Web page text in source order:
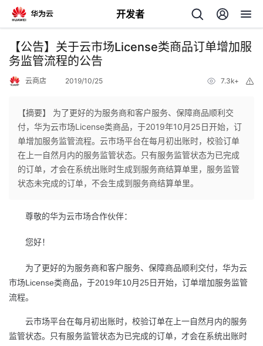
开发者
返
回
个
人
我
者
的
我
【公告】关于云市场License类商品订单增加服
务监管流程的公告
云商店 2019/10/25 7.3k+
【摘要】 为了更好的为服务商和客户服务、保障商品顺利交
付，华为云市场License类商品，于2019年10月25日开始，订
单增加服务监管流程。云市场平台在每月初出账时，校验订单
在上一自然月内的服务监管状态。只有服务监管状态为已完成
的订单，才会在系统出账时生成到服务商结算单里，服务监管
状态未完成的订单，不会生成到服务商结算单里。
尊敬的华为云市场合作伙伴：
您好！
为了更好的为服务商和客户服务、保障商品顺利交付，华为云
市场License类商品，于2019年10月 25 日开始，订单增加服务监管
流程。
云市场平台在每月初出账时，校验订单在上一自然月内的服务
监管状态。只有服务监管状态为已完成的订单，才会在系统出账时